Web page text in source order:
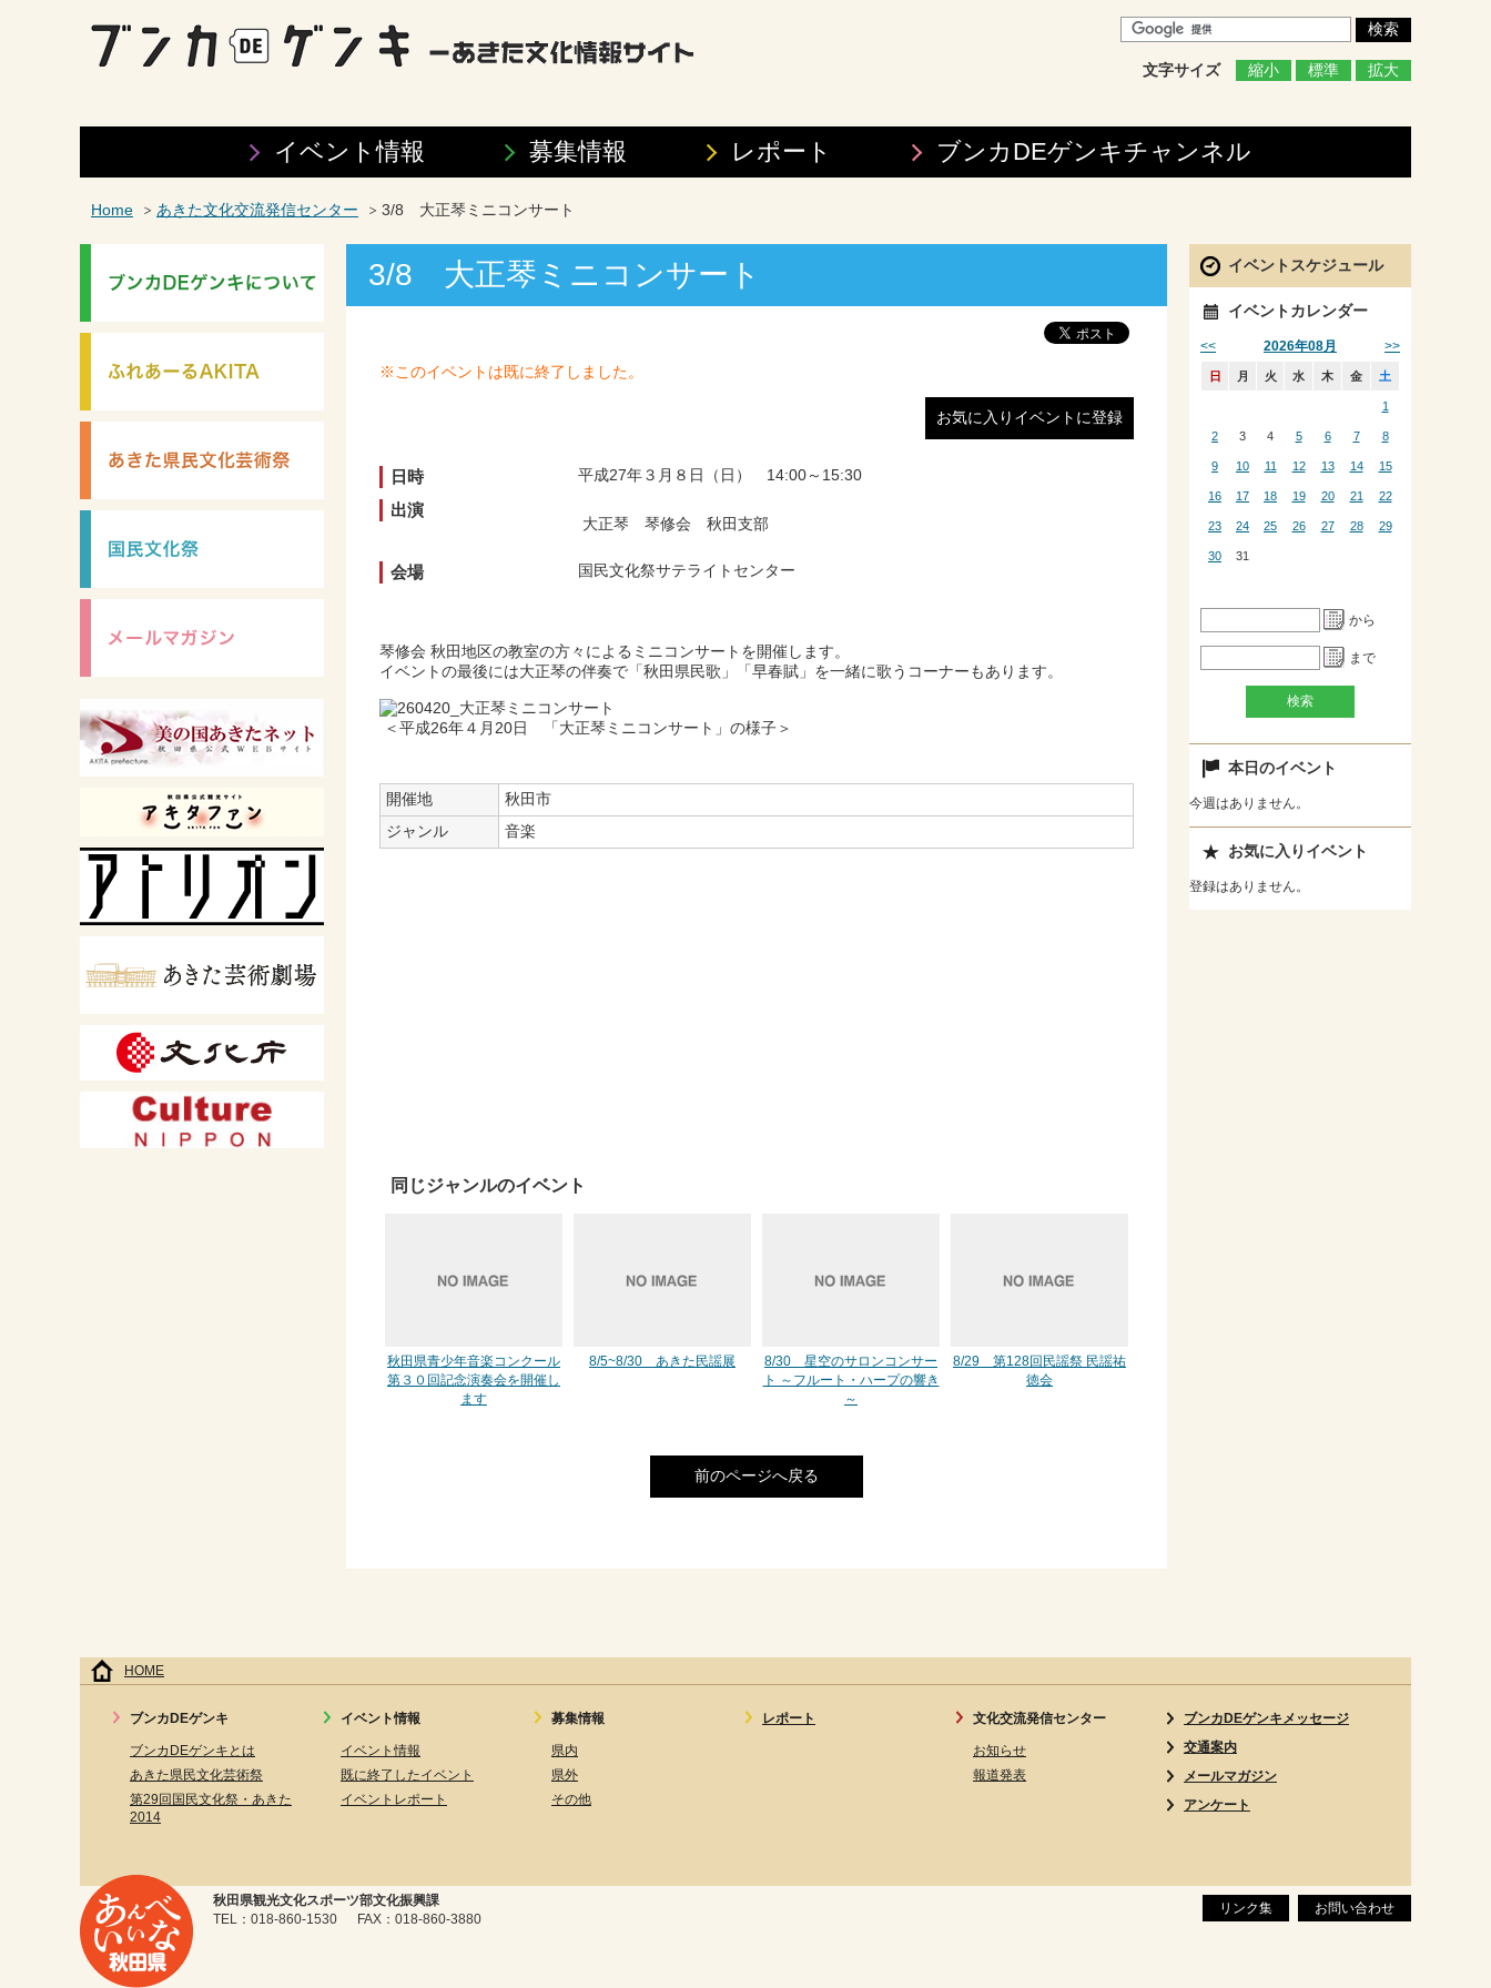
文字サイズ 縮小 標準 拡大
イベント情報 募集情報 レポート ブンカDEゲンキチャンネル
Home あきた文化交流発信センター 3/8 大正琴ミニコンサート
3/8 大正琴ミニコンサート
※このイベントは既に終了しました。
お気に入りイベントに登録
日時 平成27年３月８日（日） 14:00～15:30
出演
大正琴 琴修会 秋田支部
会場 国民文化祭サテライトセンター
琴修会 秋田地区の教室の方々によるミニコンサートを開催します。
イベントの最後には大正琴の伴奏で「秋田県民歌」「早春賦」を一緒に歌うコーナーもあります。
＜平成26年４月20日 「大正琴ミニコンサート」の様子＞
開催地
秋田市
ジャンル
音楽
同じジャンルのイベント
秋田県青少年音楽コンクール
第３０回記念演奏会を開催し
ます
8/5~8/30 あきた民謡展
8/30 星空のサロンコンサー
ト ～フルート・ハープの響き
～
8/29 第128回民謡祭 民謡祐
徳会
前のページへ戻る
イベントスケジュール
イベントカレンダー
2026年08月
<< >>
日 月 火 水 木 金 土
1
2 3 4 5 6 7 8
9 10 11 12 13 14 15
16 17 18 19 20 21 22
23 24 25 26 27 28 29
30 31
から
まで
本日のイベント
今週はありません。
お気に入りイベント
登録はありません。
HOME
ブンカDEゲンキ
ブンカDEゲンキとは
あきた県民文化芸術祭
第29回国民文化祭・あきた
2014
イベント情報
イベント情報
既に終了したイベント
イベントレポート
募集情報
県内
県外
その他
レポート 文化交流発信センター
お知らせ
報道発表
ブンカDEゲンキメッセージ
交通案内
メールマガジン
アンケート
リンク集 お問い合わせ
秋田県観光文化スポーツ部文化振興課
TEL：018-860-1530 FAX：018-860-3880